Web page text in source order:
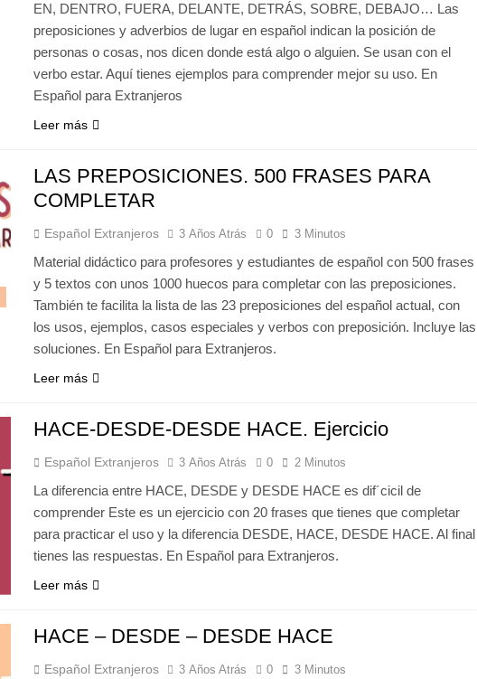
EN, DENTRO, FUERA, DELANTE, DETRÁS, SOBRE, DEBAJO… Las
preposiciones y adverbios de lugar en español indican la posición de
personas o cosas, nos dicen donde está algo o alguien. Se usan con el
verbo estar. Aquí tienes ejemplos para comprender mejor su uso. En
Español para Extranjeros
Leer más
LAS PREPOSICIONES. 500 FRASES PARA
COMPLETAR
Español Extranjeros 3 Años Atrás 0 3 Minutos
Material didáctico para profesores y estudiantes de español con 500 frases
y 5 textos con unos 1000 huecos para completar con las preposiciones.
También te facilita la lista de las 23 preposiciones del español actual, con
los usos, ejemplos, casos especiales y verbos con preposición. Incluye las
soluciones. En Español para Extranjeros.
Leer más
HACE-DESDE-DESDE HACE. Ejercicio
Español Extranjeros 3 Años Atrás 0 2 Minutos
La diferencia entre HACE, DESDE y DESDE HACE es dif´cicil de
comprender Este es un ejercicio con 20 frases que tienes que completar
para practicar el uso y la diferencia DESDE, HACE, DESDE HACE. Al final
tienes las respuestas. En Español para Extranjeros.
Leer más
HACE – DESDE – DESDE HACE
Español Extranjeros 3 Años Atrás 0 3 Minutos